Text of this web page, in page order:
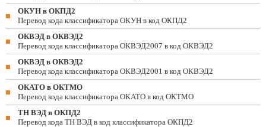
ОКУН в ОКПД2
Перевод кода классификатора ОКУН в код ОКПД2
ОКВЭД в ОКВЭД2
Перевод кода классификатора ОКВЭД2007 в код ОКВЭД2
ОКВЭД в ОКВЭД2
Перевод кода классификатора ОКВЭД2001 в код ОКВЭД2
ОКАТО в ОКТМО
Перевод кода классификатора ОКАТО в код ОКТМО
ТН ВЭД в ОКПД2
Перевод кода ТН ВЭД в код классификатора ОКПД2